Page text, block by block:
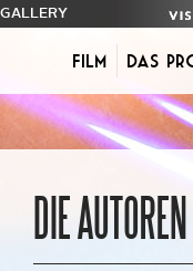
GALLERY
Film Das
DIE AUTOREN